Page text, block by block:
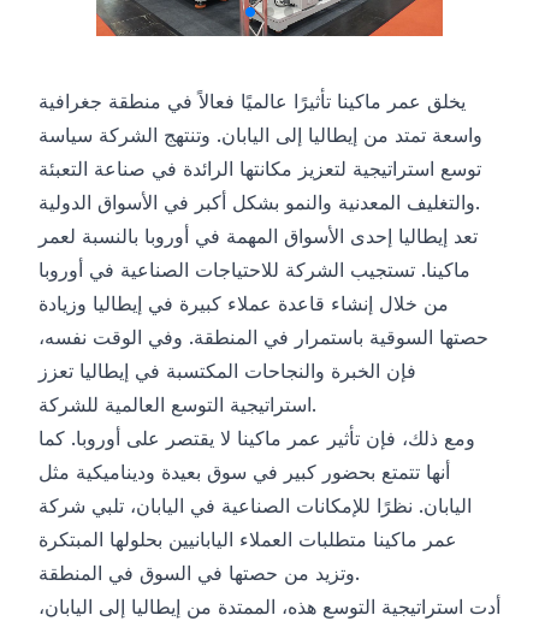
يخلق عمر ماكينا تأثيرًا عالميًا فعالاً في منطقة جغرافية
واسعة تمتد من إيطاليا إلى اليابان. وتنتهج الشركة سياسة
توسع استراتيجية لتعزيز مكانتها الرائدة في صناعة التعبئة
والتغليف المعدنية والنمو بشكل أكبر في الأسواق الدولية.
تعد إيطاليا إحدى الأسواق المهمة في أوروبا بالنسبة لعمر
ماكينا. تستجيب الشركة للاحتياجات الصناعية في أوروبا
من خلال إنشاء قاعدة عملاء كبيرة في إيطاليا وزيادة
حصتها السوقية باستمرار في المنطقة. وفي الوقت نفسه،
فإن الخبرة والنجاحات المكتسبة في إيطاليا تعزز
استراتيجية التوسع العالمية للشركة.
ومع ذلك، فإن تأثير عمر ماكينا لا يقتصر على أوروبا. كما
أنها تتمتع بحضور كبير في سوق بعيدة وديناميكية مثل
اليابان. نظرًا للإمكانات الصناعية في اليابان، تلبي شركة
عمر ماكينا متطلبات العملاء اليابانيين بحلولها المبتكرة
وتزيد من حصتها في السوق في المنطقة.
أدت استراتيجية التوسع هذه، الممتدة من إيطاليا إلى اليابان،